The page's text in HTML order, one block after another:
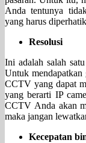
Anda tentunya
yang harus
Resolusi
Ini adalah salah
Untuk mendapatkan
CCTV yang dapat
yang berarti IP
CCTV Anda akan
maka jangan
Kecepatan